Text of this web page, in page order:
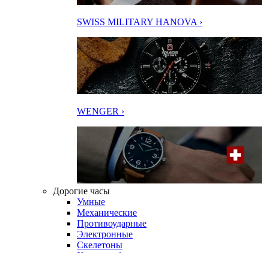
SWISS MILITARY HANOVA ›
WENGER ›
Дорогие часы
Умные
Механические
Противоударные
Электронные
Скелетоны